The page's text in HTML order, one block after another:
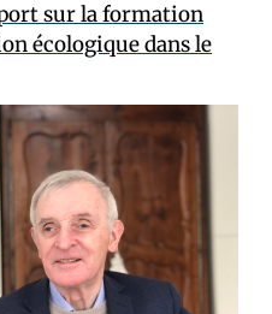
sur la formation
écologique dans le